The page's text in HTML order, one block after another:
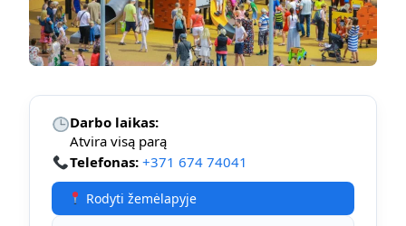
Darbo laikas:
Atvira visą parą
Telefonas: +371 674 74041
Rodyti žemėlapyje